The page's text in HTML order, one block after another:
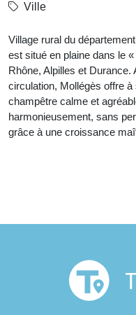
Ville
Village rural du
est situé en plaine dans le
Rhône, Alpilles et Durance.
circulation, Mollégès offre
champêtre calme et
harmonieusement, sans
grâce à une croissance